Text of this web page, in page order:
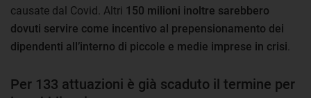
causate dal Covid. Altri 150 milioni inoltre sarebbero
dovuti servire come incentivo al prepensionamento dei
dipendenti all’interno di piccole e medie imprese in crisi.
Per 133 attuazioni è già scaduto il termine per